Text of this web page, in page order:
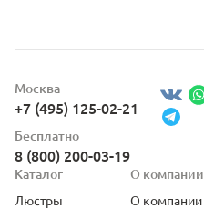
Москва
+7 (495) 125-02-21
Бесплатно
8 (800) 200-03-19
Каталог
Люстры
О компании
О компании